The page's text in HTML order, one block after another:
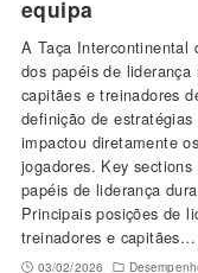
equipa
A Taça Intercontinental
dos papéis de
capitães e treinadores
definição de
impactou diretamente
jogadores. Key
papéis de liderança
Principais posições de
treinadores e capitães…
03/02/2026